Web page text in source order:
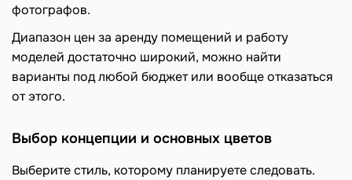
фотографов.
Диапазон цен за аренду помещений и работу
моделей достаточно широкий, можно найти
варианты под любой бюджет или вообще отказаться
от этого.
Выбор концепции и основных цветов
Выберите стиль, которому планируете следовать.